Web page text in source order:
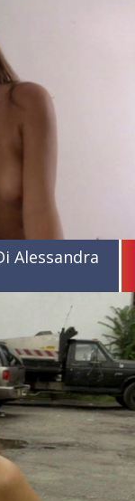
Alessandra